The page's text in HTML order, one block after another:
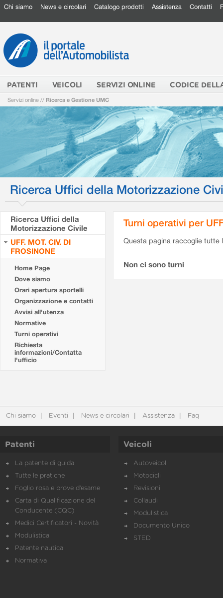
Chi siamo News e circolari Catalogo prodotti Assistenza Contatti
PATENTI VEICOLI SERVIZI ONLINE CODICE
Servizi online // Ricerca e Gestione UMC
Ricerca Uffici della Motorizzazione
Ricerca Uffici della
Motorizzazione Civile
UFF. MOT. CIV. DI
FROSINONE
Home Page
Dove siamo
Orari apertura sportelli
Organizzazione e contatti
Avvisi all'utenza
Normative
Turni operativi
Richiesta
informazioni/Contatta
l'ufficio
Turni operativi per
Questa pagina raccoglie tutte
Non ci sono turni
Chi siamo Eventi News e circolari Assistenza Faq
Patenti
La patente di guida
Tutte le pratiche
Foglio rosa e prove d’esame
Carta di Qualificazione del
Conducente (CQC)
Medici Certificatori - Novità
Modulistica
Patente nautica
Normativa
Veicoli
Autoveicoli
Motocicli
Revisioni
Collaudi
Modulistica
Documento Unico
STED